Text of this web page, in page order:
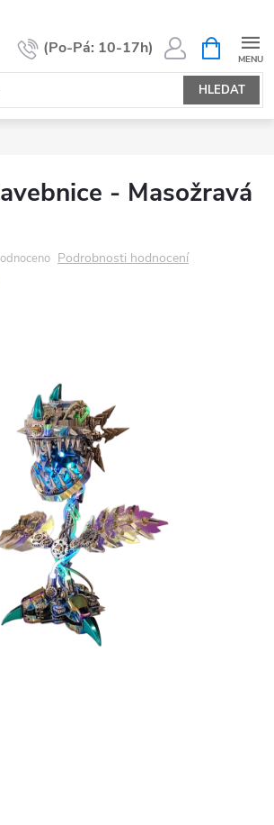
HLEDAT
NÁKUPNÍ
KOŠÍK
- Masožravá
Podrobnosti hodnocení